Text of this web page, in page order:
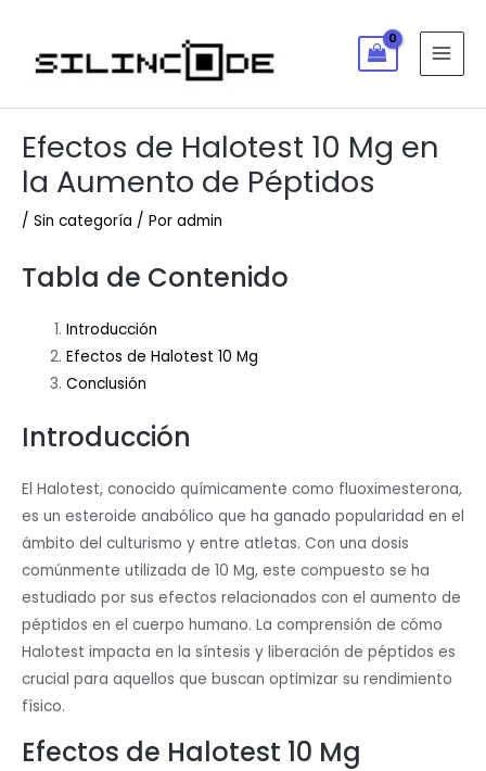
Efectos de Halotest 10 Mg en
la Aumento de Péptidos
/ Sin categoría / Por admin
Tabla de Contenido
Introducción
Efectos de Halotest 10 Mg
Conclusión
Introducción
El Halotest, conocido químicamente como fluoximesterona,
es un esteroide anabólico que ha ganado popularidad en el
ámbito del culturismo y entre atletas. Con una dosis
comúnmente utilizada de 10 Mg, este compuesto se ha
estudiado por sus efectos relacionados con el aumento de
péptidos en el cuerpo humano. La comprensión de cómo
Halotest impacta en la síntesis y liberación de péptidos es
crucial para aquellos que buscan optimizar su rendimiento
físico.
Efectos de Halotest 10 Mg